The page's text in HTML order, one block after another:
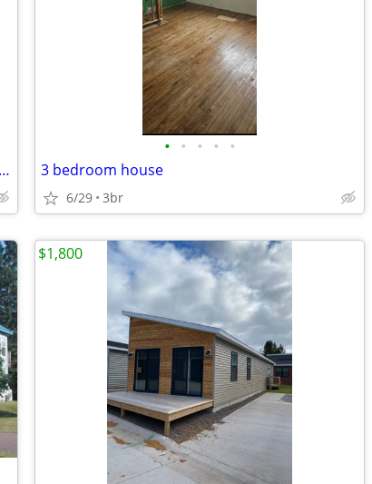
Cabin at calumet waterworks - (longer short term)
• • • • •
3 bedroom house
6/29 3br
$1,800